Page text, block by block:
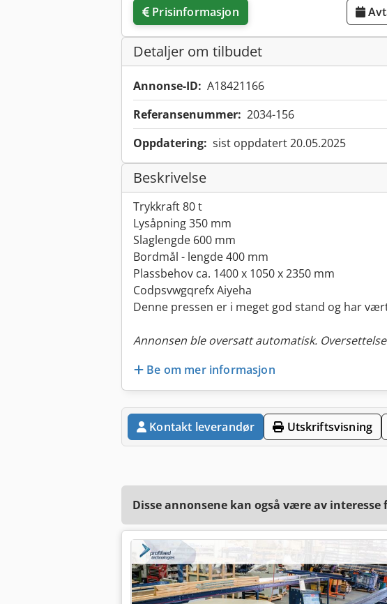
Prisinformasjon
Detaljer om tilbudet
Annonse-ID: A18421166
Referansenummer: 2034-156
Oppdatering: sist oppdatert 20.05.2025
Beskrivelse
Trykkraft 80 t
Lysåpning 350 mm
Slaglengde 600 mm
Bordmål - lengde 400 mm
Plassbehov ca. 1400 x 1050 x 2350 mm
Codpsvwgqrefx Aiyeha
Denne pressen er i meget god stand og har
Annonsen ble oversatt automatisk.
Be om mer informasjon
Kontakt leverandør Utskriftsvisning
Disse annonsene kan også være av interesse